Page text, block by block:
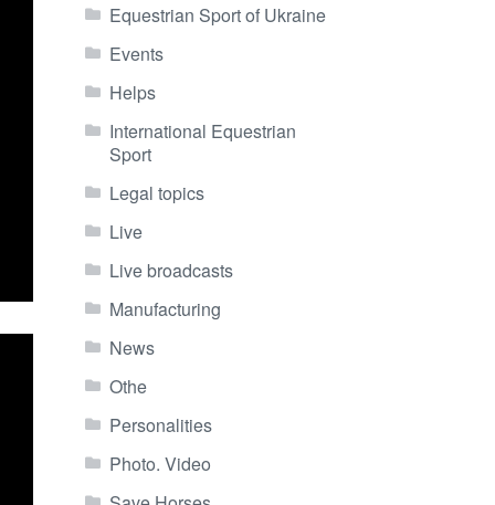
Equestrian Sport of Ukraine
Events
Helps
International Equestrian
Sport
Legal topics
Live
Live broadcasts
Manufacturing
News
Othe
Personalities
Photo. Video